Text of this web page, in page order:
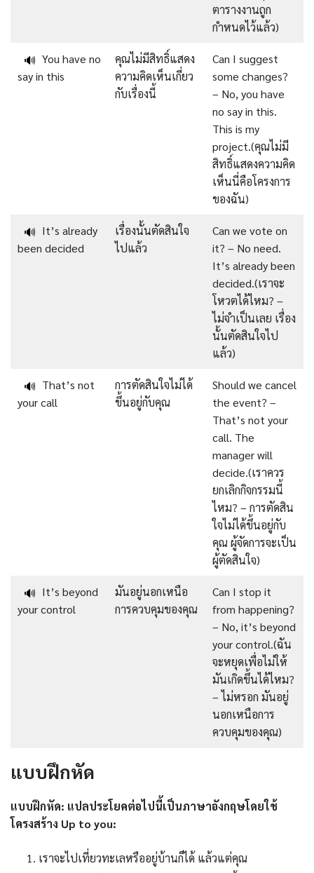
ตารางงานถูก
กำหนดไว้แล้ว)
🔊 You have no
say in this
คุณไม่มีสิทธิ์แสดง
ความคิดเห็นเกี่ยว
กับเรื่องนี้
Can I suggest
some changes?
– No, you have
no say in this.
This is my
project.(คุณไม่มี
สิทธิ์แสดงความคิด
เห็นนี่คือโครงการ
ของฉัน)
🔊 It’s already
been decided
เรื่องนั้นตัดสินใจ
ไปแล้ว
Can we vote on
it? – No need.
It’s already been
decided.(เราจะ
โหวตได้ไหม? –
ไม่จำเป็นเลย เรื่อง
นั้นตัดสินใจไป
แล้ว)
🔊 That’s not
your call
การตัดสินใจไม่ได้
ขึ้นอยู่กับคุณ
Should we cancel
the event? –
That’s not your
call. The
manager will
decide.(เราควร
ยกเลิกกิจกรรมนี้
ไหม? – การตัดสิน
ใจไม่ได้ขึ้นอยู่กับ
คุณ ผู้จัดการจะเป็น
ผู้ตัดสินใจ)
🔊 It’s beyond
your control
มันอยู่นอกเหนือ
การควบคุมของคุณ
Can I stop it
from happening?
– No, it’s beyond
your control.(ฉัน
จะหยุดเพื่อไม่ให้
มันเกิดขึ้นได้ไหม?
– ไม่หรอก มันอยู่
นอกเหนือการ
ควบคุมของคุณ)
แบบฝึกหัด
แบบฝึกหัด: แปลประโยคต่อไปนี้เป็นภาษาอังกฤษโดยใช้
โครงสร้าง Up to you:
เราจะไปเที่ยวทะเลหรืออยู่บ้านก็ได้ แล้วแต่คุณ